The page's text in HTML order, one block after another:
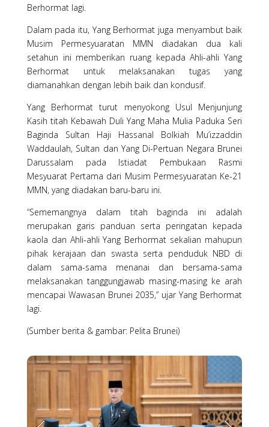
Berhormat lagi.
Dalam pada itu, Yang Berhormat juga menyambut baik
Musim Permesyuaratan MMN diadakan dua kali
setahun ini memberikan ruang kepada Ahli-ahli Yang
Berhormat untuk melaksanakan tugas yang
diamanahkan dengan lebih baik dan kondusif.
Yang Berhormat turut menyokong Usul Menjunjung
Kasih titah Kebawah Duli Yang Maha Mulia Paduka Seri
Baginda Sultan Haji Hassanal Bolkiah Mu’izzaddin
Waddaulah, Sultan dan Yang Di-Pertuan Negara Brunei
Darussalam pada Istiadat Pembukaan Rasmi
Mesyuarat Pertama dari Musim Permesyuaratan Ke-21
MMN, yang diadakan baru-baru ini.
“Sememangnya dalam titah baginda ini adalah
merupakan garis panduan serta peringatan kepada
kaola dan Ahli-ahli Yang Berhormat sekalian mahupun
pihak kerajaan dan swasta serta penduduk NBD di
dalam sama-sama menanai dan bersama-sama
melaksanakan tanggungjawab masing-masing ke arah
mencapai Wawasan Brunei 2035,” ujar Yang Berhormat
lagi.
(Sumber berita & gambar: Pelita Brunei)